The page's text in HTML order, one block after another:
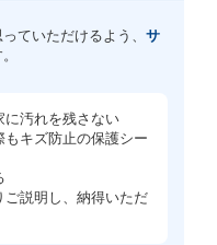
ていただけるよう、 サ
に汚れを残さない
もキズ防止の保護シー
ご説明し、納得いただ